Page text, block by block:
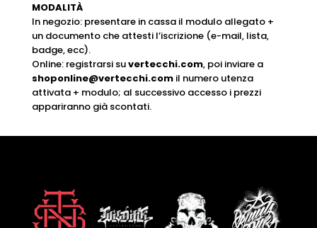
MODALITÀ
In negozio: presentare in cassa il modulo allegato +
un documento che attesti l’iscrizione (e-mail, lista,
badge, ecc).
Online: registrarsi suvertecchi.com, poi inviare a
shoponline@vertecchi.com il numero utenza
attivata + modulo; al successivo accesso i prezzi
appariranno già scontati.